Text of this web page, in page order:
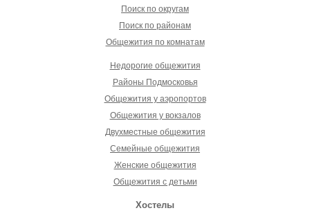
Поиск по округам
Поиск по районам
Общежития по комнатам
Недорогие общежития
Районы Подмосковья
Общежития у аэропортов
Общежития у вокзалов
Двухместные общежития
Семейные общежития
Женские общежития
Общежития с детьми
Хостелы